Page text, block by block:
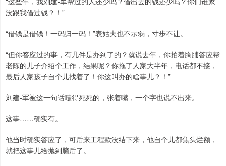
没跟我借过钱？！”
“借钱是借钱！一码归一码！”表姑夫也不示弱，寸步不让。
“但你答应过的事，有几件是办到了的？就说去年，你拍着胸脯答应帮
老陈的儿子介绍个工作，结果呢？你拖了人家大半年，电话都不接，
最后人家孩子自个儿找着了！你这叫办的啥事儿？！”
刘建-军被这一句话噎得死死的，张着嘴，一个字也说不出来。
这事……确实有。
他当时确实答应了，可后来工程款没结下来，他自个儿都焦头烂额，
就把这事儿给抛到脑后了。